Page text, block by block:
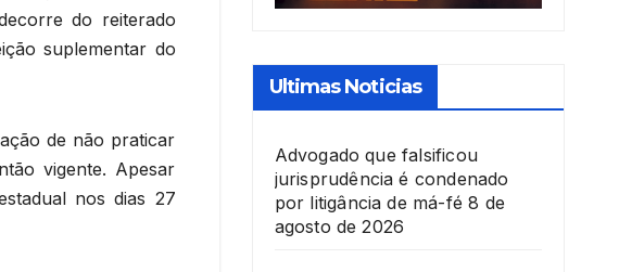
do reiterado
suplementar do
de não praticar
vigente. Apesar
nos dias 27
Ultimas Noticias
Advogado que falsificou
jurisprudência é condenado
por litigância de má-fé 8 de
agosto de 2026